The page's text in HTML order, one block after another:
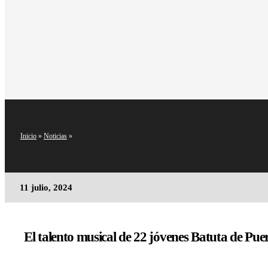
Inicio » Noticias »
11 julio, 2024
El talento musical de 22 jóvenes Batuta de